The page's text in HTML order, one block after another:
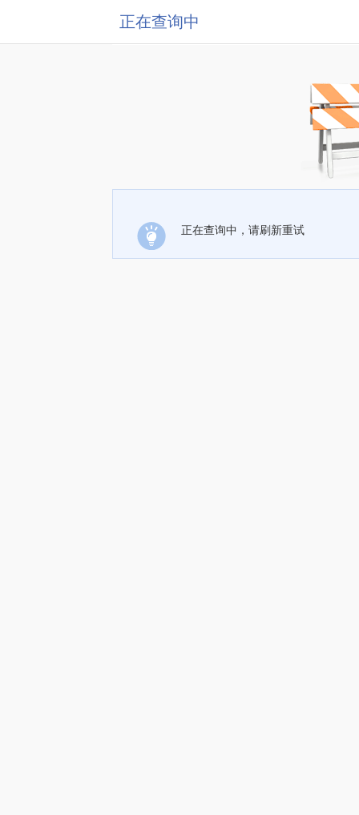
正在查询中
正在查询中，请刷新重试